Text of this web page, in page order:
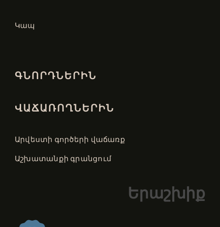
Կապ
ԳՆՈՐԴՆԵՐԻՆ
ՎԱՃԱՌՈՂՆԵՐԻՆ
Արվեստի գործերի վաճառք
Աշխատանքի գրանցում
Երաշխիք